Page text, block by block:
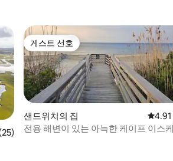
점(5점 만점), 후기 25개
게스트 선호
게스트 선호
샌드위치의 집 평점
4.91
전용 해변이 있는 아늑한 케이프 이스